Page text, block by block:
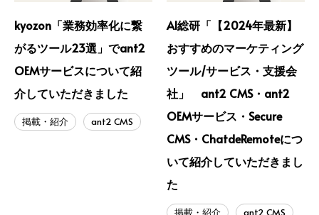
kyozon「業務効率化に繋
がるツール23選」でant2
OEMサービスについて紹
介していただきました
掲載・紹介 ant2 CMS
AI総研「【2024年最新】
おすすめのマーケティング
ツール/サービス・支援会
社」 ant2 CMS・ant2
OEMサービス・Secure
CMS・ChatdeRemoteにつ
いて紹介していただきまし
た
掲載・紹介 ant2 CMS